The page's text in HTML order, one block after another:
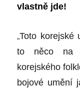
vlastně jde!
„Toto korejské
to něco na
korejského
bojové umění